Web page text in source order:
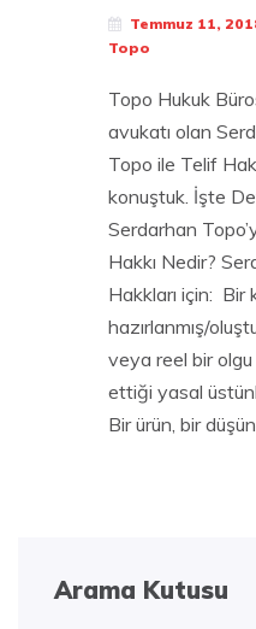
Temmuz 11,
Topo
Topo Hukuk
avukatı olan
Topo ile Telif
konuştuk. İşte
Serdarhan
Hakkı Nedir?
Hakkları için: Bir
hazırlanmış/
veya reel bir
ettiği yasal
Bir ürün, bir
Arama Kutusu